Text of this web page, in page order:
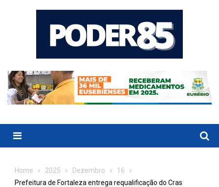
Menu
Home 2025 Dezembro
16
Prefeitura de Fortaleza entrega requalificação do Cras